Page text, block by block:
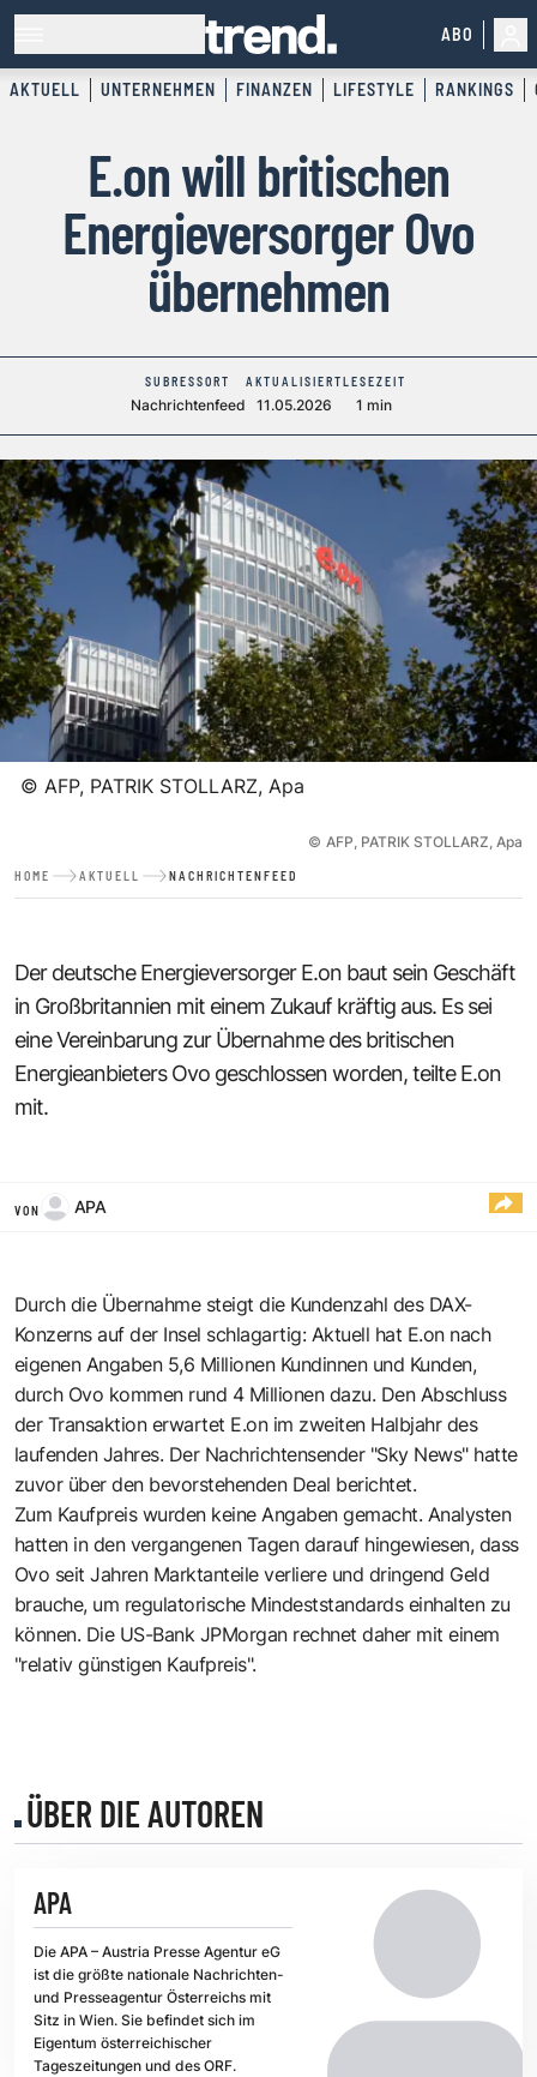
ABO
AKTUELL UNTERNEHMEN FINANZEN LIFESTYLE RANKINGS
E.on will britischen
Energieversorger Ovo
übernehmen
SUBRESSORT
Nachrichtenfeed
AKTUALISIERT
11.05.2026
LESEZEIT
1 min
© AFP, PATRIK STOLLARZ, Apa
© AFP, PATRIK STOLLARZ, Apa
HOME AKTUELL NACHRICHTENFEED
Der deutsche Energieversorger E.on baut sein Geschäft
in Großbritannien mit einem Zukauf kräftig aus. Es sei
eine Vereinbarung zur Übernahme des britischen
Energieanbieters Ovo geschlossen worden, teilte E.on
mit.
VON APA
Durch die Übernahme steigt die Kundenzahl des DAX-
Konzerns auf der Insel schlagartig: Aktuell hat E.on nach
eigenen Angaben 5,6 Millionen Kundinnen und Kunden,
durch Ovo kommen rund 4 Millionen dazu. Den Abschluss
der Transaktion erwartet E.on im zweiten Halbjahr des
laufenden Jahres. Der Nachrichtensender "Sky News" hatte
zuvor über den bevorstehenden Deal berichtet.
Zum Kaufpreis wurden keine Angaben gemacht. Analysten
hatten in den vergangenen Tagen darauf hingewiesen, dass
Ovo seit Jahren Marktanteile verliere und dringend Geld
brauche, um regulatorische Mindeststandards einhalten zu
können. Die US-Bank JPMorgan rechnet daher mit einem
"relativ günstigen Kaufpreis".
ÜBER DIE AUTOREN
APA
Die APA – Austria Presse Agentur eG
ist die größte nationale Nachrichten-
und Presseagentur Österreichs mit
Sitz in Wien. Sie befindet sich im
Eigentum österreichischer
Tageszeitungen und des ORF.